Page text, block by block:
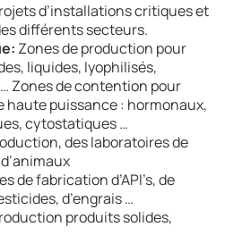
d’installations critiques et
différents secteurs.
Zones de production pour
liquides, lyophilisés,
… Zones de contention pour
haute puissance : hormonaux,
cytostatiques …
des laboratoires de
de fabrication d’API’s, de
d’engrais …
produits solides,